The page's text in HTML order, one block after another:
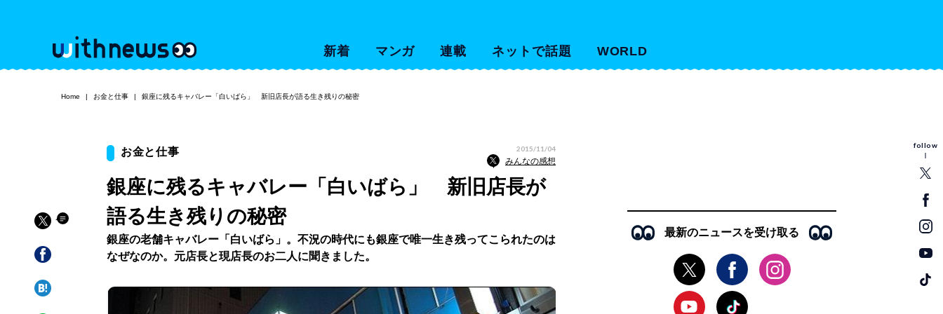
新着 マンガ 連載 ネットで話題 WORLD
follow
Home お金と仕事 銀座に残るキャバレー「白いばら」 新旧店長が語る生き残りの秘密
お金と仕事 2015/11/04
みんなの感想
銀座に残るキャバレー「白いばら」 新旧店長が
語る生き残りの秘密
銀座の老舗キャバレー「白いばら」。不況の時代にも銀座で唯一生き残ってこられたのは
なぜなのか。元店長と現店長のお二人に聞きました。
最新のニュースを受け取る